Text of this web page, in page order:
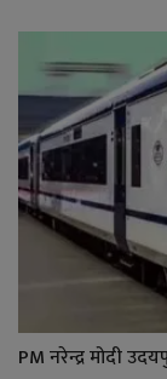
PM नरेन्द्र मोदी